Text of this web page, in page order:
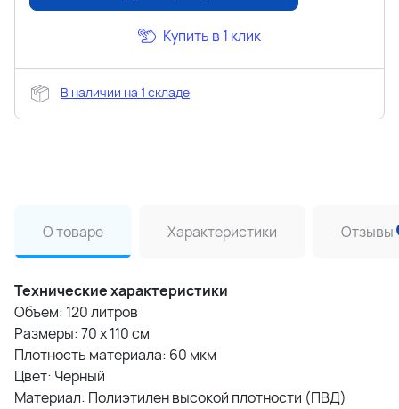
Купить в 1 клик
В наличии на 1 складе
О товаре Характеристики Отзывы
Технические характеристики
Объем: 120 литров
Размеры: 70 x 110 см
Плотность материала: 60 мкм
Цвет: Черный
Материал: Полиэтилен высокой плотности (ПВД)